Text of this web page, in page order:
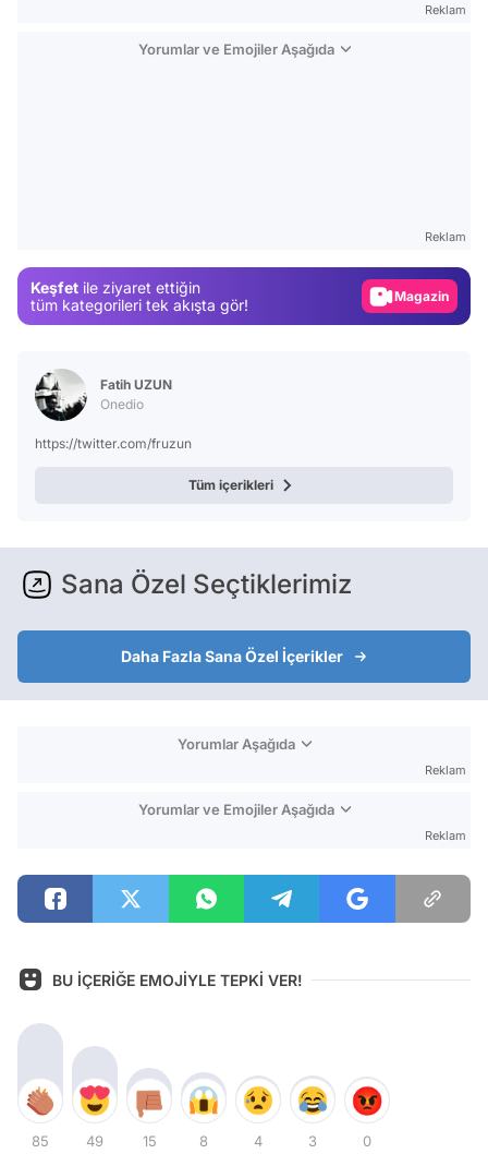
Reklam
Yorumlar ve Emojiler Aşağıda
Reklam
Keşfet ile ziyaret ettiğin
tüm kategorileri tek akışta gör!
Magazin
Fatih UZUN
Onedio
https://twitter.com/fruzun
Tüm içerikleri
Sana Özel Seçtiklerimiz
Daha Fazla Sana Özel İçerikler
Yorumlar Aşağıda
Reklam
Yorumlar ve Emojiler Aşağıda
Reklam
BU İÇERİĞE EMOJİYLE TEPKİ VER!
85 49 15 8 4 3 0